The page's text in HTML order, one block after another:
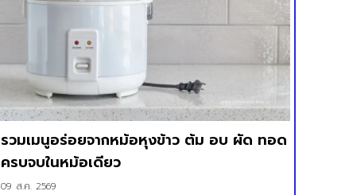
รวมเมนูอร่อยจากหม้อหุงข้าว ต้ม อบ ผัด ทอด
ครบจบในหม้อเดียว
09 ส.ค. 2569